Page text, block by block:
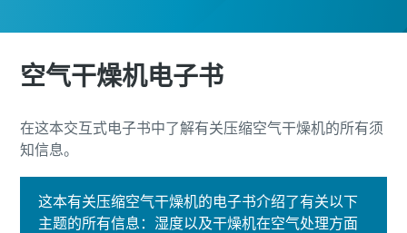
空气干燥机电子书
在这本交互式电子书中了解有关压缩空气干燥机的所有须
知信息。
这本有关压缩空气干燥机的电子书介绍了有关以下
主题的所有信息：湿度以及干燥机在空气处理方面